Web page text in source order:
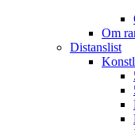
Om
Distanslist